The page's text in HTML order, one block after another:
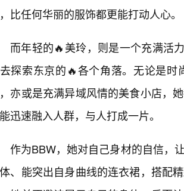
比任何华丽的服饰都更能打动人心。
而年轻的🔥美玲，则是一个充满活
探索东京的🔥各个角落。无论是
亦或是充满异域风情的美食小店，
迅速融入人群，与人打成一片。
作为BBW，她对自己身材的自信，
、能突出自身曲线的连衣裙，搭配